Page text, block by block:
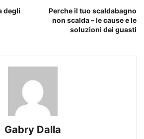
degli
Perche il tuo scaldabagno
non scalda – le cause e le
soluzioni dei guasti
Gabry Dalla